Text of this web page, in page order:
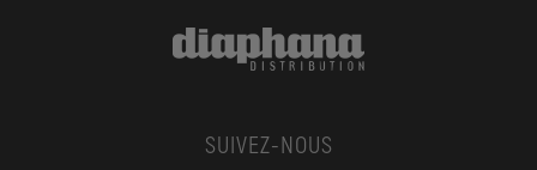
SUIVEZ-NOUS